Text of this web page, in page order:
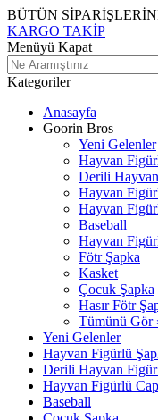
BÜTÜN
KARGO TAKİP
Menüyü Kapat
Kategoriler
Anasayfa
Goorin Bros
Yeni Gelenler
Hayvan
Derili
Hayvan
Hayvan
Baseball
Hayvan
Fötr Şapka
Kasket
Çocuk Şapka
Hasır Fötr
Tümünü Gör
Yeni Gelenler
Hayvan Figürlü
Derili Hayvan
Hayvan Figürlü
Baseball